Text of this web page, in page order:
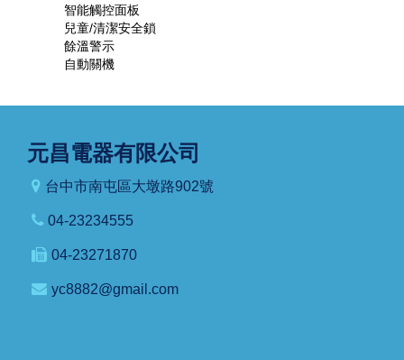
智能觸控面板
兒童/清潔安全鎖
餘溫警示
自動關機
元昌電器有限公司
台中市南屯區大墩路902號
04-23234555
04-23271870
yc8882@gmail.com